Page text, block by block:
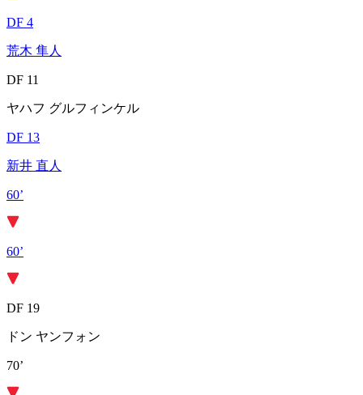
DF 4
荒木 隼人
DF 11
ヤハフ グルフィンケル
DF 13
新井 直人
60’
60’
DF 19
ドン ヤンフォン
70’